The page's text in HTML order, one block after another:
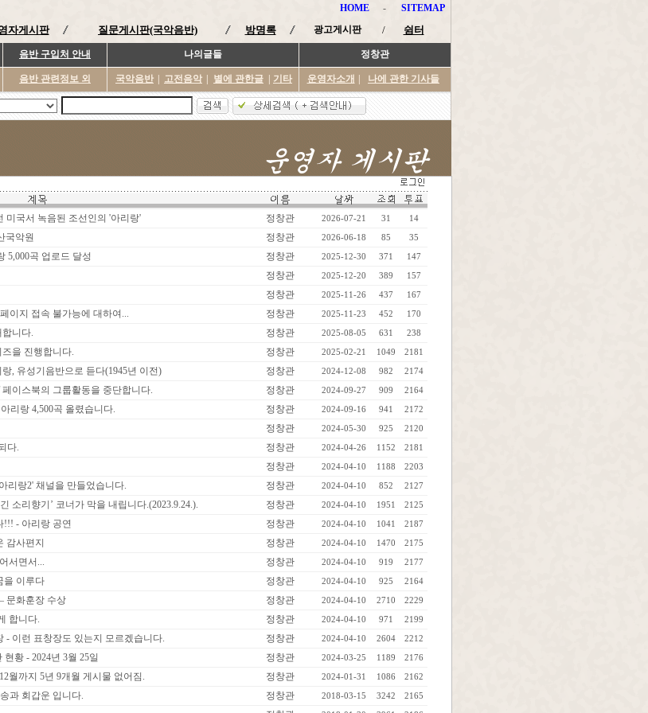
HOME - SITEMAP
자게시판 질문게시판(국악음반) 방명록 광고게시판 / 쉼터
음반 구입처 안내 나의글들 정창관
음반 관련정보 외 국악음반 고전음악 별에 관한글 기타 운영자소개 나에 관한 기사들
미국서 녹음된 조선인의 '아리랑' 정창관 2026-07-21 31 14
국악원 정창관 2026-06-18 85 35
5,000곡 업로드 달성 정창관 2025-12-30 371 147
정창관 2025-12-20 389 157
정창관 2025-11-26 437 167
이지 접속 불가능에 대하여... 정창관 2025-11-23 452 170
니다. 정창관 2025-08-05 631 238
을 진행합니다. 정창관 2025-02-21 1049 2181
, 유성기음반으로 듣다(1945년 이전) 정창관 2024-12-08 982 2174
이스북의 그룹활동을 중단합니다. 정창관 2024-09-27 909 2164
리랑 4,500곡 올렸습니다. 정창관 2024-09-16 941 2172
정창관 2024-05-30 925 2120
다. 정창관 2024-04-26 1152 2181
정창관 2024-04-10 1188 2203
리랑2' 채널을 만들었습니다. 정창관 2024-04-10 852 2127
소리향기’ 코너가 막을 내립니다.(2023.9.24.). 정창관 2024-04-10 1951 2125
!!! - 아리랑 공연 정창관 2024-04-10 1041 2187
감사편지 정창관 2024-04-10 1470 2175
서면서... 정창관 2024-04-10 919 2177
을 이루다 정창관 2024-04-10 925 2164
문화훈장 수상 정창관 2024-04-10 2710 2229
합니다. 정창관 2024-04-10 971 2199
- 이런 표창장도 있는지 모르겠습니다. 정창관 2024-04-10 2604 2212
황 - 2024년 3월 25일 정창관 2024-03-25 1189 2176
월까지 5년 9개월 게시물 없어짐. 정창관 2024-01-31 1086 2162
과 회갑운 입니다. 정창관 2018-03-15 3242 2165